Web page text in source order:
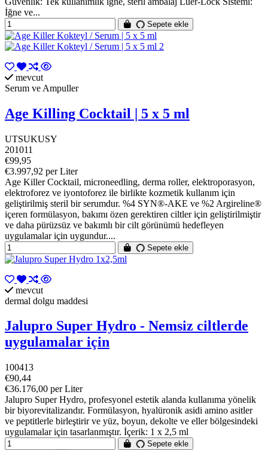
İğne ve...
Sepete ekle
mevcut
Serum ve Ampuller
Age Killing Cocktail | 5 x 5 ml
UTSUKUSY
201011
€99,95
€3.997,92 per Liter
Age Killer Cocktail, microneedling, derma roller, elektroporasyon,
elektroforez ve iyontoforez ile birlikte kozmetik kullanım için
geliştirilmiş steril bir serumdur. %4 SYN®-AKE ve %2 Argireline®
içeren formülasyon, bakımı özen gerektiren ciltler için geliştirilmiştir
ve daha pürüzsüz ve bakımlı bir cilt görünümü hedefleyen
uygulamalar için uygundur....
Sepete ekle
mevcut
dermal dolgu maddesi
Jalupro Super Hydro - Nemsiz ciltlerde
uygulamalar için
100413
€90,44
€36.176,00 per Liter
Jalupro Super Hydro, profesyonel estetik alanda kullanıma yönelik
bir biyorevitalizandır. Formülasyon, hyalüronik asidi amino asitler
ve peptitlerle birleştirir ve yüz, boyun, dekolte ve eller bölgesindeki
uygulamalar için tasarlanmıştır. İçerik: 1 x 2,5 ml
Sepete ekle